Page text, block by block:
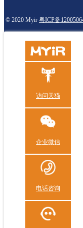
© 2020 Myir 粤ICP备
访问天猫
企业微信
电话咨询